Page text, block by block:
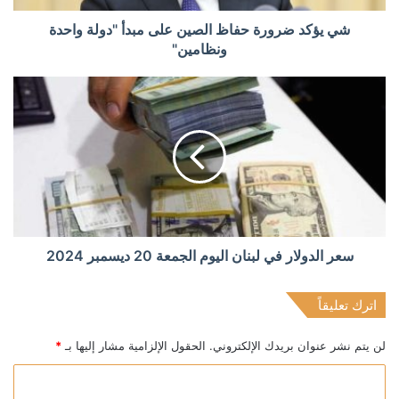
شي يؤكد ضرورة حفاظ الصين على مبدأ "دولة واحدة
ونظامين"
سعر الدولار في لبنان اليوم الجمعة 20 ديسمبر 2024
اترك تعليقاً
لن يتم نشر عنوان بريدك الإلكتروني. الحقول الإلزامية مشار إليها بـ *